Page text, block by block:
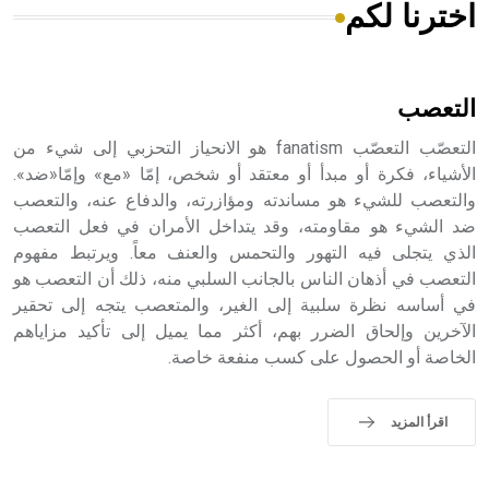
هل تعلم أن الأبسيد كلمة فرنسية اللفظ تم اعتمادها مصطلحاً
- هل تعلم أن أبجر Abgar اسم معروف جيداً يعود إلى عدد من
الملوك الذين حكموا مدينة إديسا (الرها) من أبجر الأول وحتى
التاسع، وهم ينتسبون إلى أسرة أوسروين
حيث تقتصر القيمة الصوتية للعلامة الك
اخترنا لكم
التعصب
التعصّب التعصّب fanatism هو الانحياز التحزبي إلى شيء من
الأشياء، فكرة أو مبدأ أو معتقد أو شخص، إمّا «مع» وإمّا«ضد».
والتعصب للشيء هو مساندته ومؤازرته، والدفاع عنه، والتعصب
ضد الشيء هو مقاومته، وقد يتداخل الأمران في فعل التعصب
الذي يتجلى فيه التهور والتحمس والعنف معاً. ويرتبط مفهوم
التعصب في أذهان الناس بالجانب السلبي منه، ذلك أن التعصب هو
في أساسه نظرة سلبية إلى الغير، والمتعصب يتجه إلى تحقير
الآخرين وإلحاق الضرر بهم، أكثر مما يميل إلى تأكيد مزاياهم
الخاصة أو الحصول على كسب منفعة خاصة.
اقرأ المزيد